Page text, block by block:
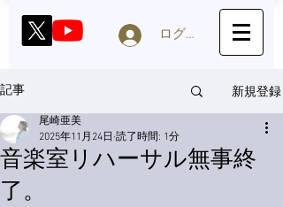
ログイン
記事 新規登録
音楽室リハーサル無事終
了。
尾崎亜美
2025年11月24日 読了時間: 1分